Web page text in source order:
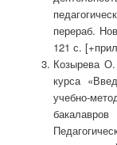
перераб.
121 с.
Козырева
курса
учебно-